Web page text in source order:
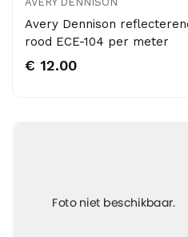
Avery Dennison
rood ECE-104 per meter
€ 12.00